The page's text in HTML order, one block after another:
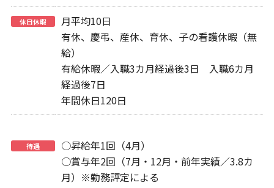
休日休暇
月平均10日
有休、慶弔、産休、育休、子の看護休暇（無
給）
有給休暇／入職3カ月経過後3日 入職6カ月
経過後7日
年間休日120日
待遇
○昇給年1回（4月）
○賞与年2回（7月・12月・前年実績／3.8カ
月）※勤務評定による